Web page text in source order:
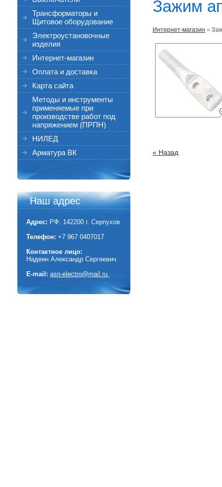
Трансформаторы и
Щитовое оборудование
Электроустановочные
изделия
Интернет-магазин
Оплата и доставка
Карта сайта
Методы и инструменты
применяемые при
производстве работ под
напряжением (ПРПН)
НИЛЕД
Арматура ВК
Наш адрес
Адрес: РФ. 142200 г. Серпухов
Телефон: +7 967 0407017
Контактное лицо:
Надеин Александр Сергеевич
E-mail: asn-electro@mail.ru
Зажим
Интернет-магазин »
« Назад